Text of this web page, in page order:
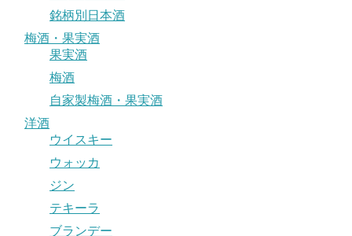
銘柄別日本酒
梅酒・果実酒
果実酒
梅酒
自家製梅酒・果実酒
洋酒
ウイスキー
ウォッカ
ジン
テキーラ
ブランデー